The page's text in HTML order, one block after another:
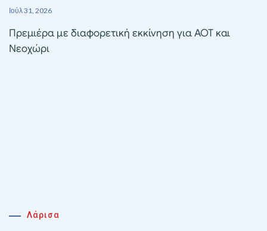
Ιούλ 31, 2026
Πρεμιέρα με διαφορετική εκκίνηση για ΑΟΤ και
Νεοχώρι
Λάρισα